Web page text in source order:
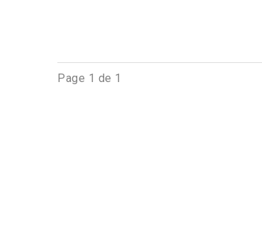
Page 1 de 1